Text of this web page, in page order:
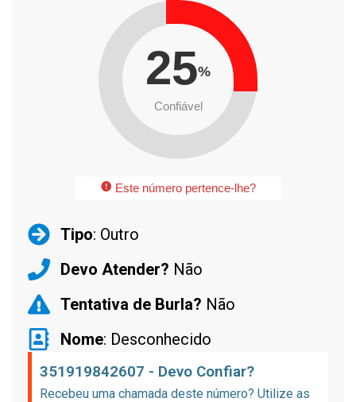
25%
Confiável
Este número pertence-lhe?
Tipo: Outro
Devo Atender? Não
Tentativa de Burla? Não
Nome: Desconhecido
351919842607 - Devo Confiar?
Recebeu uma chamada deste número? Utilize as